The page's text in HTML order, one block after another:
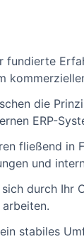
fundierte
die
ERP-
fließend in
und
sich durch Ihr
stabiles